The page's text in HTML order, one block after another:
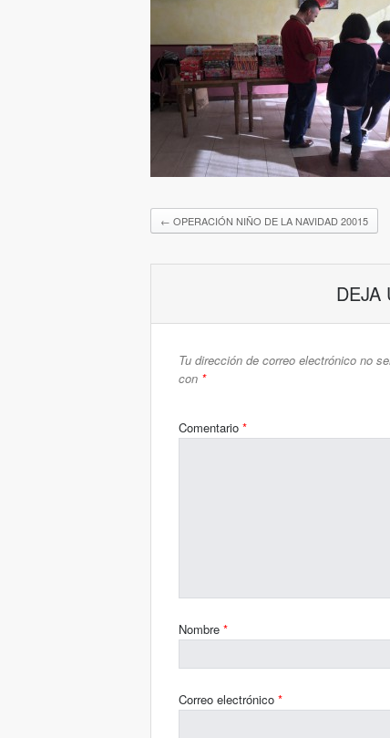
← OPERACIÓN NIÑO DE LA NAVIDAD 20015
DEJA
Tu dirección de correo electrónico no
con *
Comentario *
Nombre *
Correo electrónico *